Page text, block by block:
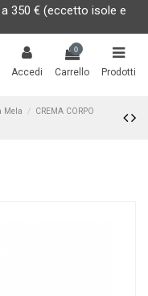
350 € (eccetto isole e
Accedi
0
Carrello Prodotti
Mela
CREMA CORPO